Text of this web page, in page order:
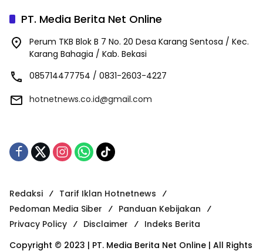
PT. Media Berita Net Online
Perum TKB Blok B 7 No. 20 Desa Karang Sentosa / Kec.
Karang Bahagia / Kab. Bekasi
085714477754 / 0831-2603-4227
hotnetnews.co.id@gmail.com
Redaksi
Tarif Iklan Hotnetnews
Pedoman Media Siber
Panduan Kebijakan
Privacy Policy
Disclaimer
Indeks Berita
Copyright © 2023 | PT. Media Berita Net Online | All Rights